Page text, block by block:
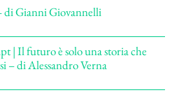
di Gianni Giovannelli
| Il futuro è solo una storia che
– di Alessandro Verna